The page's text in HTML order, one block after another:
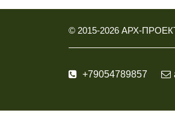
© 2015-2026 АРХ-
+79054789857